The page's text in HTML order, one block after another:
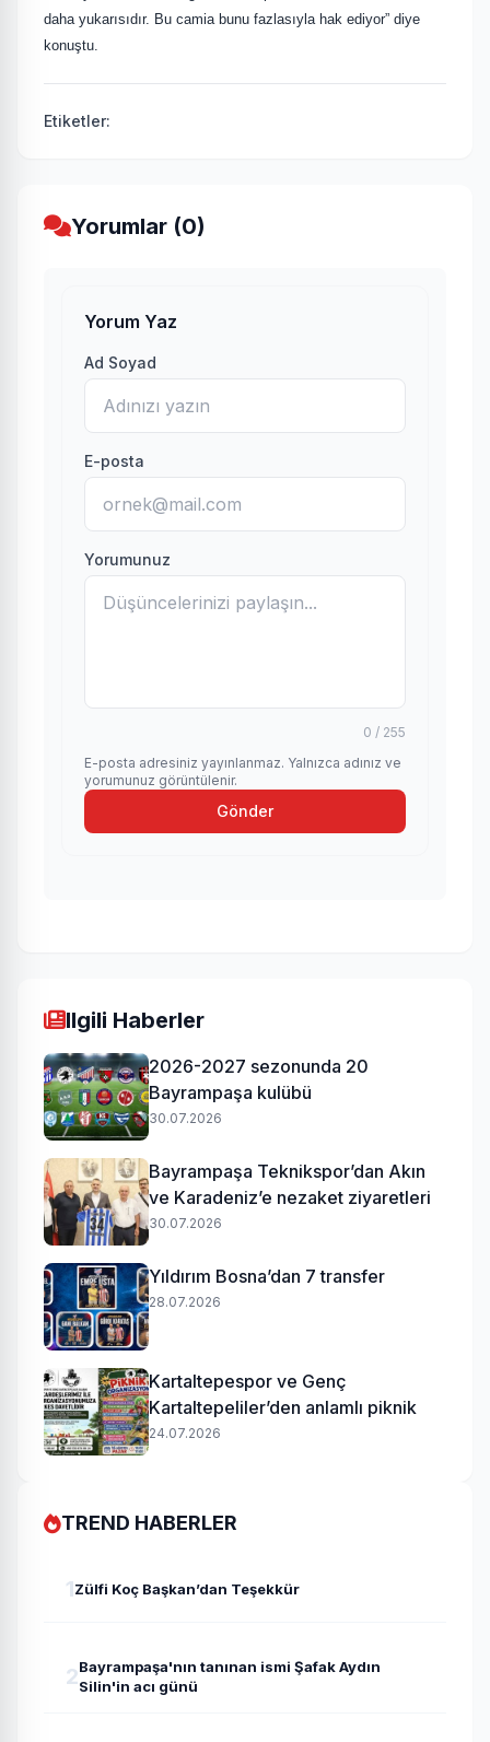
daha yukarısıdır. Bu camia bunu fazlasıyla hak ediyor” diye
konuştu.
Etiketler:
Yorumlar (0)
Yorum Yaz
Ad Soyad
E-posta
Yorumunuz
0 / 255
E-posta adresiniz yayınlanmaz. Yalnızca adınız ve
yorumunuz görüntülenir.
Gönder
Ilgili Haberler
2026-2027 sezonunda 20
Bayrampaşa kulübü
30.07.2026
Bayrampaşa Teknikspor’dan Akın
ve Karadeniz’e nezaket ziyaretleri
30.07.2026
Yıldırım Bosna’dan 7 transfer
28.07.2026
Kartaltepespor ve Genç
Kartaltepeliler’den anlamlı piknik
24.07.2026
TREND HABERLER
1Zülfi Koç Başkan’dan Teşekkür
2Bayrampaşa'nın tanınan ismi Şafak Aydın
Silin'in acı günü